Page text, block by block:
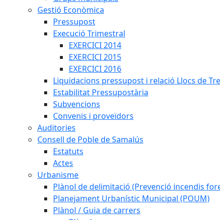
Gestió Econòmica
Pressupost
Execució Trimestral
EXERCICI 2014
EXERCICI 2015
EXERCICI 2016
Liquidacions pressupost i relació Llocs de
Estabilitat Pressupostària
Subvencions
Convenis i proveïdors
Auditories
Consell de Poble de Samalús
Estatuts
Actes
Urbanisme
Plànol de delimitació (Prevenció incendis
Planejament Urbanístic Municipal (POUM)
Plànol / Guia de carrers